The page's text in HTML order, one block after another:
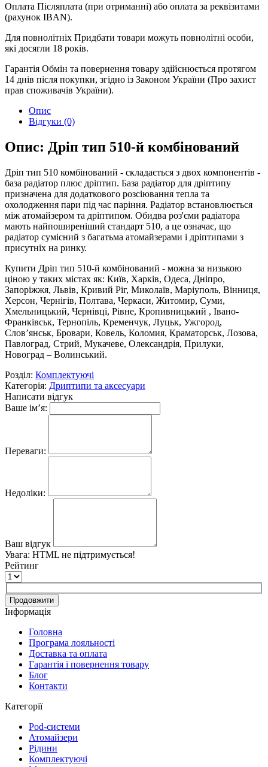
Оплата Післяплата (при отриманні) або оплата за реквізитами
(рахунок IBAN).
Для повнолітніх Придбати товари можуть повнолітні особи,
які досягли 18 років.
Гарантія Обмін та повернення товару здійснюється протягом
14 днів після покупки, згідно із Законом України (Про захист
прав споживачів України).
Опис
Відгуки (0)
Опис: Дріп тип 510-й комбінований
Дріп тип 510 комбінований - складається з двох компонентів -
база радіатор плюс дріптип. База радіатор для дріптипу
призначена для додаткового розсіювання тепла та
охолодження пари під час паріння. Радіатор встановлюється
між атомайзером та дріптипом. Обидва роз'єми радіатора
мають найпоширеніший стандарт 510, а це означає, що
радіатор сумісний з багатьма атомайзерами і дріптипами з
присутніх на ринку.
Купити Дріп тип 510-й комбінований - можна за низькою
ціною у таких містах як: Київ, Харків, Одеса, Дніпро,
Запоріжжя, Львів, Кривий Ріг, Миколаїв, Маріуполь, Вінниця,
Херсон, Чернігів, Полтава, Черкаси, Житомир, Суми,
Хмельницький, Чернівці, Рівне, Кропивницький , Івано-
Франківськ, Тернопіль, Кременчук, Луцьк, Ужгород,
Слов’янськ, Бровари, Ковель, Коломия, Краматорськ, Лозова,
Павлоград, Стрий, Мукачеве, Олександрія, Прилуки,
Новоград – Волинський.
Розділ: Комплектуючі
Категорія: Дриптипи та аксесуари
Написати відгук
Ваше ім’я:
Переваги:
Недоліки:
Ваш відгук
Увага: HTML не підтримується!
Рейтинг
Продовжити
Інформація
Головна
Програма лояльності
Доставка та оплата
Гарантія і повернення товару
Блог
Контакти
Категорії
Pod-системи
Атомайзери
Рідини
Комплектуючі